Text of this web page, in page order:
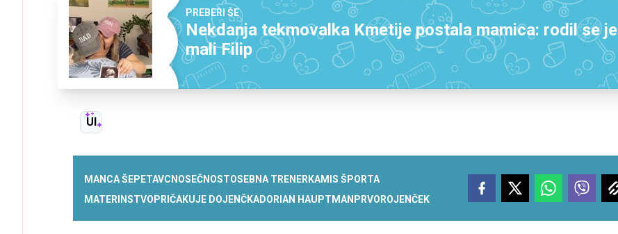
PREBERI ŠE
Nekdanja tekmovalka Kmetije postala mamica: rodil se je
mali Filip
UI
MANCA ŠEPETAVC NOSEČNOSTOSEBNA TRENERKAMIS ŠPORTA
MATERINSTVO PRIČAKUJE DOJENČKADORIAN HAUPTMAN PRVOROJENČEK